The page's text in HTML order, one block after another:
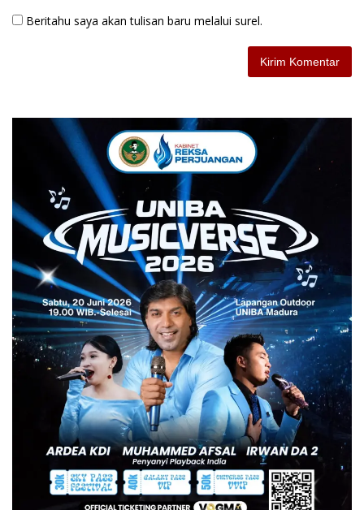
Beritahu saya akan tulisan baru melalui surel.